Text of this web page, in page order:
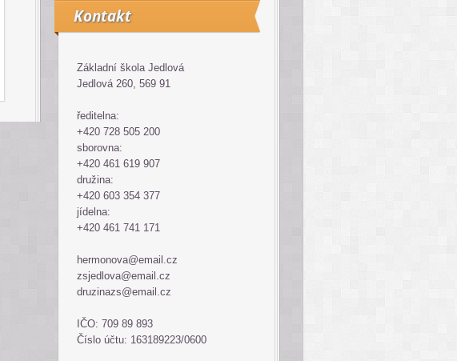
Kontakt
Základní škola Jedlová
Jedlová 260, 569 91
ředitelna:
+420 728 505 200
sborovna:
+420 461 619 907
družina:
+420 603 354 377
jídelna:
+420 461 741 171
hermonova@email.cz
zsjedlova@email.cz
druzinazs@email.cz
IČO: 709 89 893
Číslo účtu: 163189223/0600